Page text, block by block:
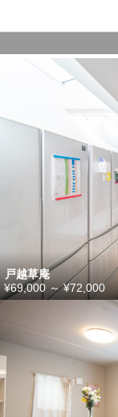
戸越草庵
¥69,000 ～¥72,000